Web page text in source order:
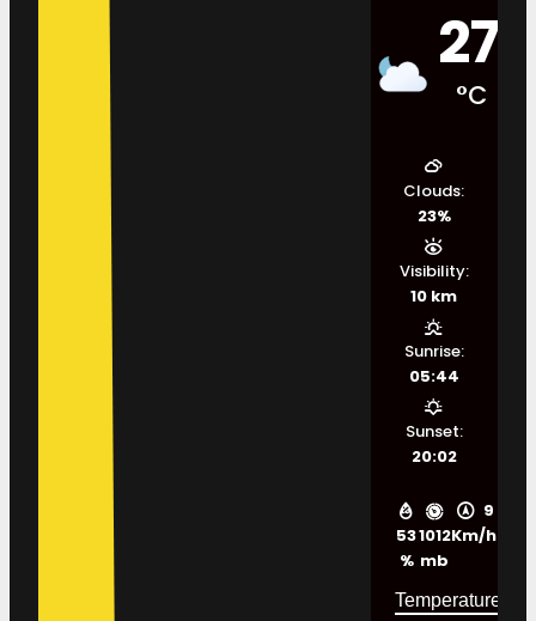
27
°C
53
%
1012
mb
9
Km/h
Clouds:
23%
Visibility:
10 km
Sunrise:
05:44
Sunset:
20:02